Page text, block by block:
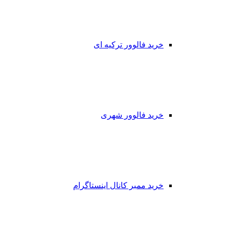
خرید فالوور ترکیه ای
خرید فالوور شهری
خرید ممبر کانال اینستاگرام